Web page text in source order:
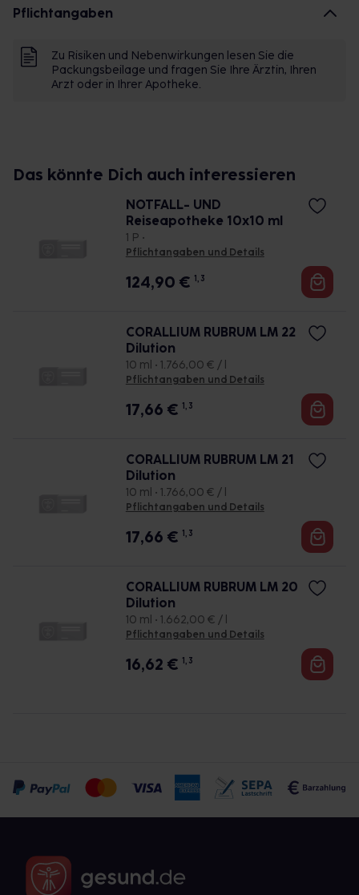
Pflichtangaben
Zu Risiken und Nebenwirkungen lesen Sie die
Packungsbeilage und fragen Sie Ihre Ärztin, Ihren
Arzt oder in Ihrer Apotheke.
Das könnte Dich auch interessieren
NOTFALL- UND
Reiseapotheke 10x10 ml
1 P •
Pflichtangaben und Details
124,90 € 1, 3
CORALLIUM RUBRUM LM 22
Dilution
10 ml • 1.766,00 € / l
Pflichtangaben und Details
17,66 € 1, 3
CORALLIUM RUBRUM LM 21
Dilution
10 ml • 1.766,00 € / l
Pflichtangaben und Details
17,66 € 1, 3
CORALLIUM RUBRUM LM 20
Dilution
10 ml • 1.662,00 € / l
Pflichtangaben und Details
16,62 € 1, 3